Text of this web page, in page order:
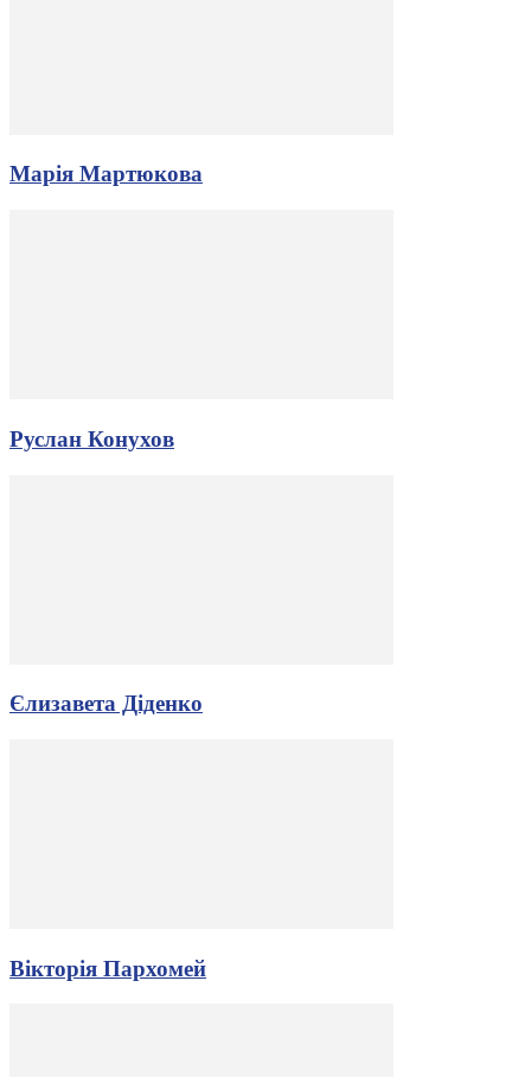
Марія Мартюкова
Руслан Конухов
Єлизавета Діденко
Вікторія Пархомей